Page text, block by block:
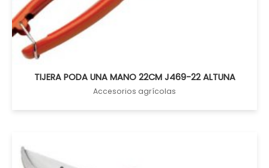
TIJERA PODA UNA MANO 22CM J469-22 ALTUNA
Accesorios agrícolas